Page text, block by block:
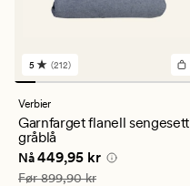
212
anmeldelser
med
en
gjennomsnittlig
vurdering
på
5
5 (212)
Verbier
Garnfarget flanell sengesett
gråblå
Nåværende pris
Nå449,95 kr
Vanlig pris 899,90 kr
Før899,90 kr